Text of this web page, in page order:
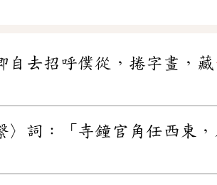
自去招呼僕從，捲字畫，藏
詞：「寺鐘官角任西東，